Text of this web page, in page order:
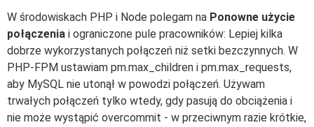
W środowiskach PHP i Node polegam na Ponowne użycie
połączenia i ograniczone pule pracowników: Lepiej kilka
dobrze wykorzystanych połączeń niż setki bezczynnych. W
PHP-FPM ustawiam pm.max_children i pm.max_requests,
aby MySQL nie utonął w powodzi połączeń. Używam
trwałych połączeń tylko wtedy, gdy pasują do obciążenia i
nie może wystąpić overcommit - w przeciwnym razie krótkie,